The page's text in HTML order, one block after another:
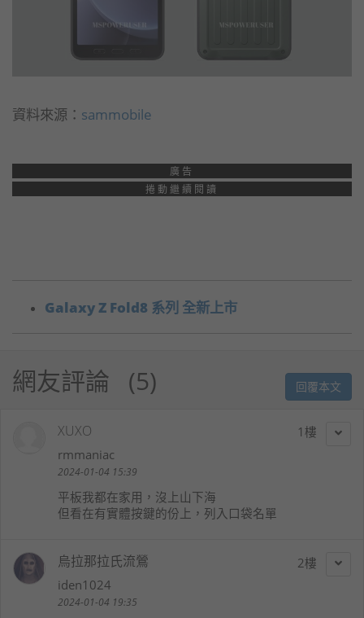
資料來源： sammobile
廣告
捲動繼續閱讀
Galaxy Z Fold8 系列 全新上市
網友評論 5 回覆本文
1
XUXO
rmmaniac
2024-01-04 15:39
平板我都在家用，沒上山下海
但看在有實體按鍵的份上，列入口袋名單
2
烏拉那拉氏流鶯
iden1024
2024-01-04 19:35